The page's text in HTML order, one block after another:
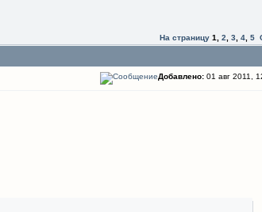
На страницу 1 2 3 4 5
Добавлено: 01 авг 2011,